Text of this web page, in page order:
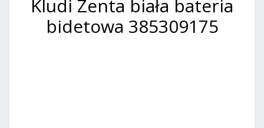
Kludi Zenta biała bateria
bidetowa 385309175